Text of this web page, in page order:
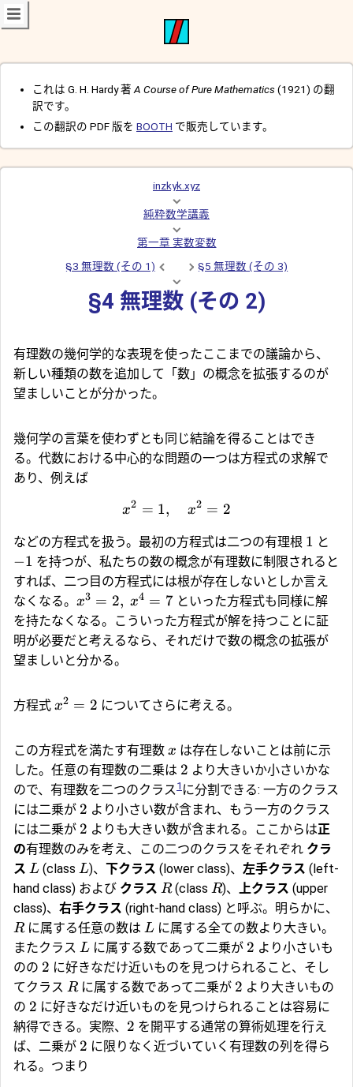
これは G. H. Hardy 著 A Course of Pure Mathematics(1921) の翻
訳です。
この翻訳の PDF 版を BOOTH で販売しています。
inzkyk.xyz
純粋数学講義
第一章 実数変数
§3 無理数 (その 1)
§5 無理数 (その 3)
§4 無理数 (その 2)
有理数の幾何学的な表現を使ったここまでの議論から、
新しい種類の数を追加して「数」の概念を拡張するのが
望ましいことが分かった。
幾何学の言葉を使わずとも同じ結論を得ることはでき
る。代数における中心的な問題の一つは方程式の求解で
あり、例えば
x2 = 1, x2 = 2
などの方程式を扱う。最初の方程式は二つの有理根 1 と
−1 を持つが、私たちの数の概念が有理数に制限されると
すれば、二つ目の方程式には根が存在しないとしか言え
なくなる。 x3 = 2, x4 = 7といった方程式も同様に解
を持たなくなる。こういった方程式が解を持つことに証
明が必要だと考えるなら、それだけで数の概念の拡張が
望ましいと分かる。
方程式 x2 = 2 についてさらに考える。
この方程式を満たす有理数 x は存在しないことは前に示
した。任意の有理数の二乗は 2 より大きいか小さいかな
ので、有理数を二つのクラス1 に分割できる: 一方のクラス
には二乗が 2 より小さい数が含まれ、もう一方のクラス
には二乗が 2 よりも大きい数が含まれる。ここからは正
の有理数のみを考え、この二つのクラスをそれぞれ クラ
ス L (class L)、 下クラス (lower class)、 左手クラス (left-
hand class) および クラス R(classR)、上クラス (upper
class)、 右手クラス (right-hand class) と呼ぶ。明らかに、
Rに属する任意の数はL に属する全ての数より大きい。
またクラス L に属する数であって二乗が 2 より小さいも
のの 2 に好きなだけ近いものを見つけられること、そし
てクラス Rに属する数であって二乗が 2 より大きいもの
の 2 に好きなだけ近いものを見つけられることは容易に
納得できる。実際、 2 を開平する通常の算術処理を行え
ば、二乗が 2 に限りなく近づいていく有理数の列を得ら
れる。つまり